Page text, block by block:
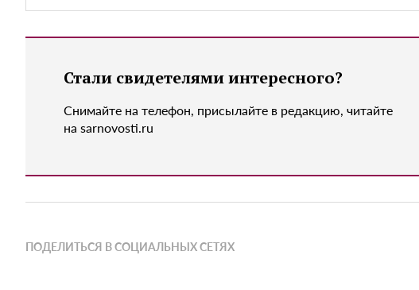
Стали свидетелями интересного?
Снимайте на телефон, присылайте в редакцию, читайте
на sarnovosti.ru
ПОДЕЛИТЬСЯ В СОЦИАЛЬНЫХ СЕТЯХ